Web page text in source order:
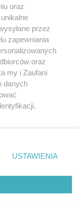
powielany i
jakikolwiek sposób (w
oraz
przez
zapewniania
oraz
my i Zaufani
danych
prywatności
zgody
się takiemu
tylko
USTAWIENIA